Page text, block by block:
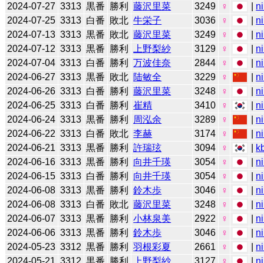
2024-07-27 3313 黒番 勝利 藤沢里菜 3249 ♀
2024-07-25 3313 白番 敗北 牛栄子 3036 ♀
2024-07-13 3313 黒番 敗北 藤沢里菜 3249 ♀
2024-07-12 3313 黒番 勝利 上野梨紗 3129 ♀
2024-07-04 3313 白番 勝利 万波佳奈 2844 ♀
2024-06-27 3313 黒番 敗北 陆敏全 3229 ♀
2024-06-26 3313 白番 勝利 藤沢里菜 3248 ♀
2024-06-25 3313 白番 勝利 崔精 3410 ♀
2024-06-24 3313 黒番 勝利 周泓余 3289 ♀
2024-06-22 3313 白番 敗北 李赫 3174 ♀
2024-06-21 3313 黒番 勝利 許瑞玹 3094 ♀
2024-06-16 3313 黒番 勝利 向井千瑛 3054 ♀
2024-06-15 3313 白番 勝利 向井千瑛 3054 ♀
2024-06-08 3313 黒番 勝利 鈴木歩 3046 ♀
2024-06-08 3313 白番 敗北 藤沢里菜 3248 ♀
2024-06-07 3313 黒番 勝利 小林泉美 2922 ♀
2024-06-06 3313 黒番 勝利 鈴木歩 3046 ♀
2024-05-23 3312 黒番 勝利 羽根彩夏 2661 ♀
2024-05-21 3312 黒番 勝利 上野梨紗 3127 ♀